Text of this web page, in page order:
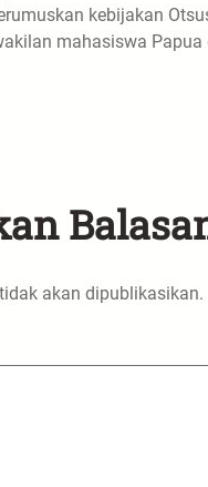
kebijakan
mahasiswa
akan dipublikasikan.